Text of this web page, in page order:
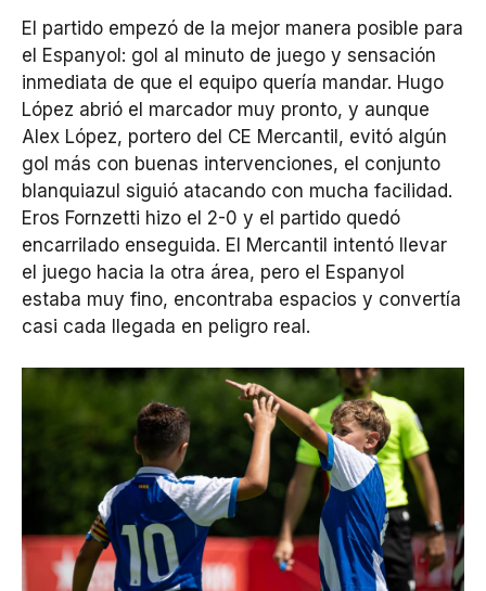
El partido empezó de la mejor manera posible para
el Espanyol: gol al minuto de juego y sensación
inmediata de que el equipo quería mandar. Hugo
López abrió el marcador muy pronto, y aunque
Alex López, portero del CE Mercantil, evitó algún
gol más con buenas intervenciones, el conjunto
blanquiazul siguió atacando con mucha facilidad.
Eros Fornzetti hizo el 2-0 y el partido quedó
encarrilado enseguida. El Mercantil intentó llevar
el juego hacia la otra área, pero el Espanyol
estaba muy fino, encontraba espacios y convertía
casi cada llegada en peligro real.